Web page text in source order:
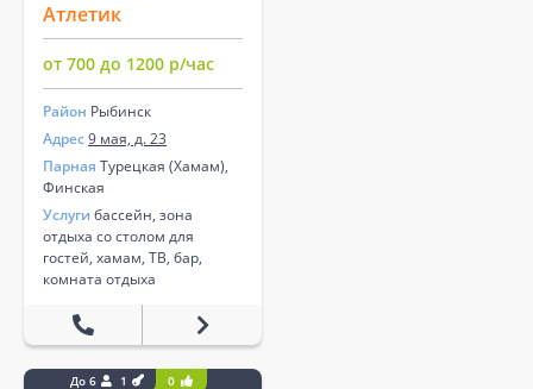
Атлетик
от 700 до 1200 р/час
Район Рыбинск
Адрес9 мая, д. 23
Парная Турецкая (Хамам),
Финская
Услуги бассейн, зона
отдыха со столом для
гостей, хамам, ТВ, бар,
комната отдыха
До 6 1 0